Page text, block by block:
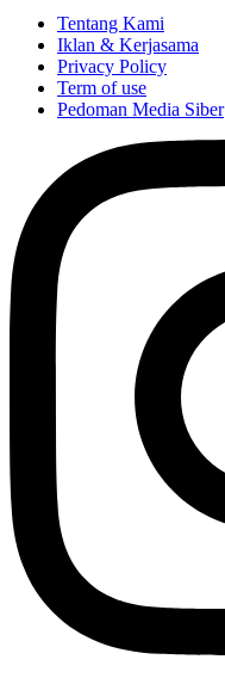
Tentang Kami
Iklan & Kerjasama
Privacy Policy
Term of use
Pedoman Media Siber